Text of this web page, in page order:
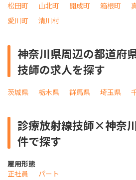
松田町
山北町 開成町 箱根町
愛川町
清川村
神奈川県周辺の都道府
技師の求人を探す
茨城県 栃木県 群馬県 埼玉県
診療放射線技師×神奈
件で探す
雇用形態
正社員
パート